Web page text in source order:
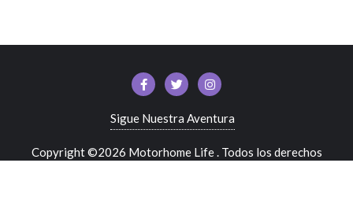
Sigue Nuestra Aventura
Copyright ©2026 Motorhome Life . Todos los derechos